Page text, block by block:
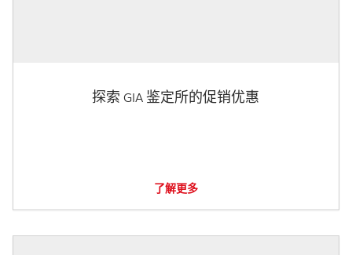
探索 GIA 鉴定所的促销优惠
了解更多